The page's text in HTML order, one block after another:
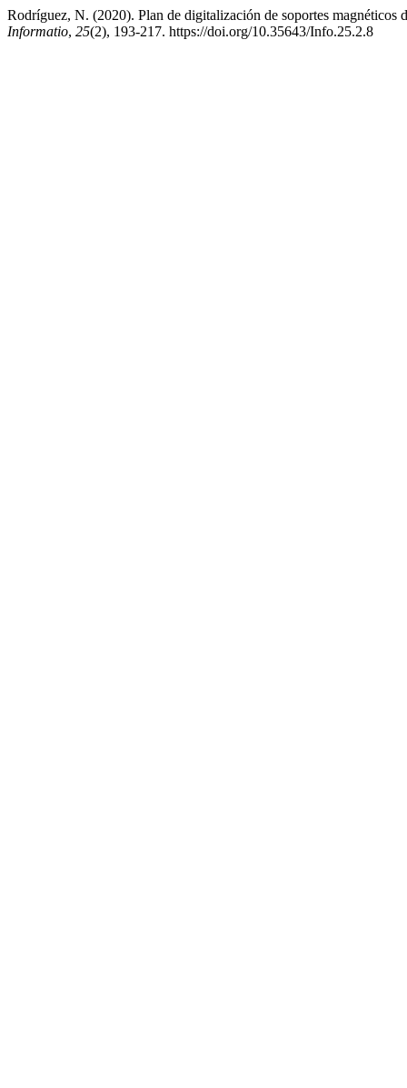
Rodríguez, N. (2020). Plan de digitalización de soportes
Informatio, 25(2), 193-217. https://doi.org/10.35643/Info.25.2.8